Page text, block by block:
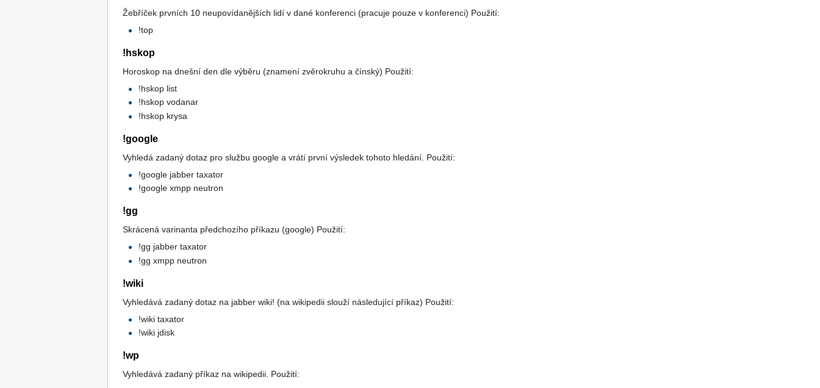
Žebříček prvních 10 neupovídanějších lidí v dané konferenci (pracuje pouze v konferenci) Použití:
!top
!hskop
Horoskop na dnešní den dle výběru (znamení zvěrokruhu a čínský) Použití:
!hskop list
!hskop vodanar
!hskop krysa
!google
Vyhledá zadaný dotaz pro službu google a vrátí první výsledek tohoto hledání. Použití:
!google jabber taxator
!google xmpp neutron
!gg
Skrácená varinanta předchozího příkazu (google) Použití:
!gg jabber taxator
!gg xmpp neutron
!wiki
Vyhledává zadaný dotaz na jabber wiki! (na wikipedii slouží následující příkaz) Použití:
!wiki taxator
!wiki jdisk
!wp
Vyhledává zadaný příkaz na wikipedii. Použití: